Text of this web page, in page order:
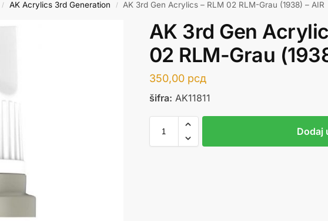
/ AK Acrylics 3rd Generation / AK 3rd Gen Acrylics – RLM 02 RLM-Grau (1938) – AIR
AK 3rd Gen
02 RLM-Grau
350,00 рсд
šifra: AK11811
Dodaj